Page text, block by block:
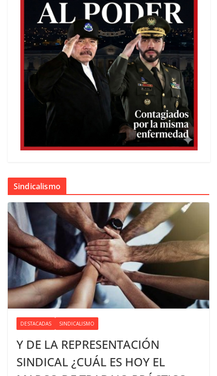
Sindicalismo
DESTACADAS SINDICALISMO
Y DE LA REPRESENTACIÓN
SINDICAL ¿CUÁL ES HOY EL